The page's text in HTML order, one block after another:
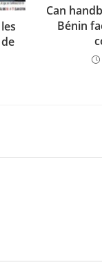
Can
Bénin